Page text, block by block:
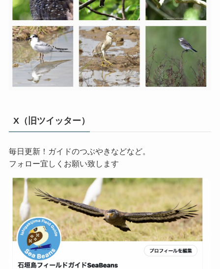
X（旧ツイッター）
毎日更新！ガイドのつぶやきなどなど。
フォロー宜しくお願い致します